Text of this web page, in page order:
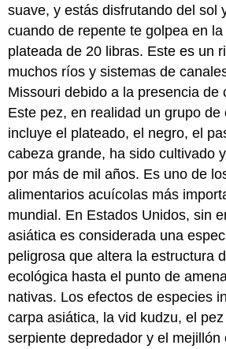
suave, y estás disfrutando del sol
cuando de repente te golpea en
plateada de 20 libras. Este es un
muchos ríos y sistemas de
Missouri debido a la presencia de
Este pez, en realidad un grupo de
incluye el plateado, el negro, el
cabeza grande, ha sido cultivado
por más de mil años. Es uno de
alimentarios acuícolas más
mundial. En Estados Unidos, sin
asiática es considerada una
peligrosa que altera la estructura
ecológica hasta el punto de
nativas. Los efectos de especies
carpa asiática, la vid kudzu, el
serpiente depredador y el mejillón